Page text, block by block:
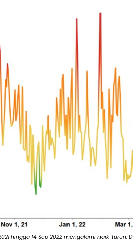
hingga 14 Sep 2022 mengalami naik-turun.